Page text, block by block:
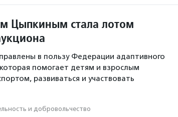
Цыпкиным стала лотом
в пользу Федерации адаптивного
помогает детям и взрослым
развиваться и участвовать
и доброволь­чест­во